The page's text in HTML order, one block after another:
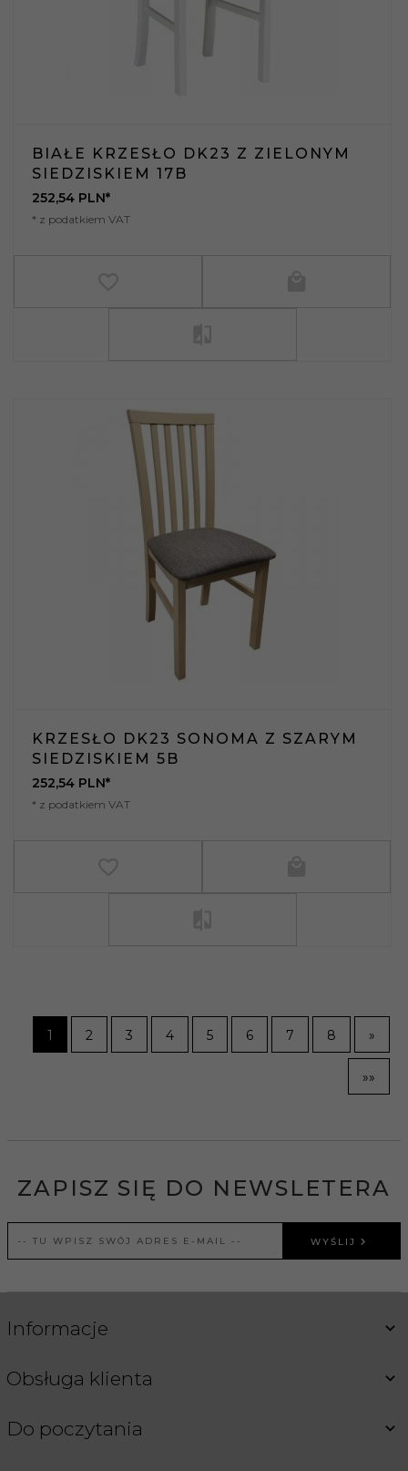
BIAŁE KRZESŁO DK23 Z ZIELONYM
SIEDZISKIEM 17B
252,54 PLN*
* z podatkiem VAT
KRZESŁO DK23 SONOMA Z SZARYM
SIEDZISKIEM 5B
252,54 PLN*
* z podatkiem VAT
1 2 3 4 5 6 7 8 »
»»
ZAPISZ SIĘ DO NEWSLETERA
WYŚLIJ
Informacje
Obsługa klienta
Do poczytania